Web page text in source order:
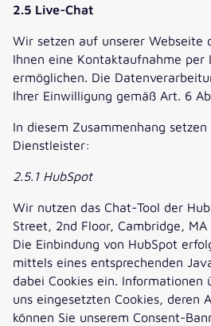
2.5 Live-Chat
Wir setzen auf unserer Webseite
Ihnen eine Kontaktaufnahme per
ermöglichen. Die
Ihrer Einwilligung gemäß Art. 6
In diesem Zusammenhang
Dienstleister:
2.5.1 HubSpot
Wir nutzen das Chat-Tool der
Street, 2nd Floor, Cambridge, MA
Die Einbindung von HubSpot
mittels eines entsprechenden
dabei Cookies ein. Informationen
uns eingesetzten Cookies, deren
können Sie unserem Consent-